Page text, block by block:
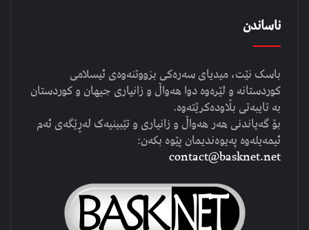
ناساندن
باسک نێت، میدیای سەرەکی بزووتنەوەی ئیسلامی
کوردستانە و لێرەوە دوا هەواڵ و زانیاری جیهان و کوردستان
بە تایبەتی بڵاودەکرێتەوە.
بۆ گەیاندنی هەر هەواڵ و زانیاری و تێبینیەک لەڕێگەی ئەم
ئیمەیلەوە پەیوەندیمان پێوە بکەن:
contact@basknet.net